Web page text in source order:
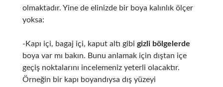
olmaktadır. Yine de elinizde bir boya kalınlık ölçer
yoksa:
-Kapı içi, bagaj içi, kaput altı gibi gizli bölgelerde
boya var mı bakın. Bunu anlamak için dıştan içe
geçiş noktalarını incelemeniz yeterli olacaktır.
Örneğin bir kapı boyandıysa dış yüzeyi